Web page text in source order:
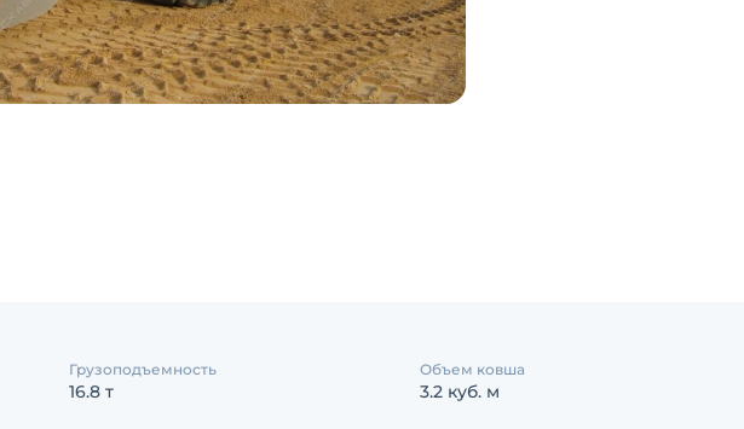
Грузоподъемность
16.8 т
Объем ковша
3.2 куб. м